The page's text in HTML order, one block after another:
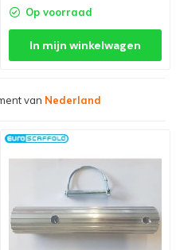
Op voorraad
In mijn winkelwagen
van Nederland